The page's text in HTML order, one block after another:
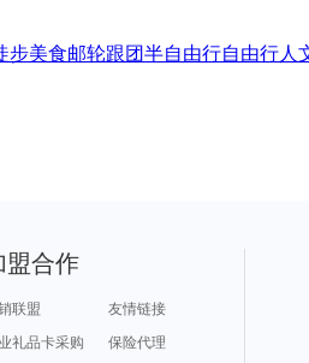
步美食邮轮跟团半自由行自由行人
盟合作
联盟
友情链接
礼品卡采购
保险代理